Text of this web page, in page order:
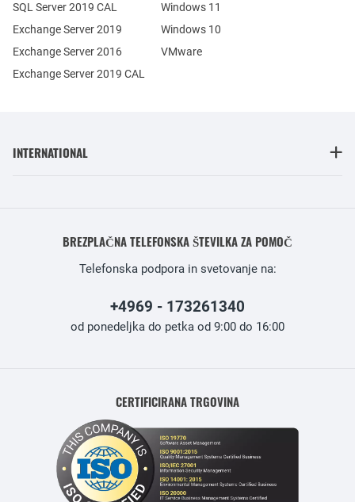
Exchange Server 2019
Exchange Server 2016
SQL Server 2019 CAL
Exchange Server 2019 CAL
Windows 11
Windows 10
VMware
INTERNATIONAL
BREZPLAČNA TELEFONSKA ŠTEVILKA ZA POMOČ
Telefonska podpora in svetovanje na:
+4969 - 173261340
od ponedeljka do petka od 9:00 do 16:00
CERTIFICIRANA TRGOVINA